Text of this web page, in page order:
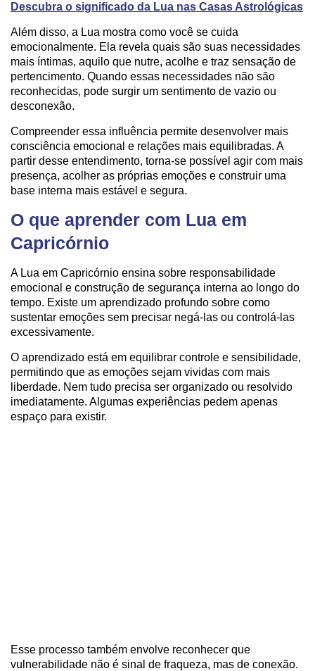
Descubra o significado da Lua nas Casas Astrológicas
Além disso, a Lua mostra como você se cuida
emocionalmente. Ela revela quais são suas necessidades
mais íntimas, aquilo que nutre, acolhe e traz sensação de
pertencimento. Quando essas necessidades não são
reconhecidas, pode surgir um sentimento de vazio ou
desconexão.
Compreender essa influência permite desenvolver mais
consciência emocional e relações mais equilibradas. A
partir desse entendimento, torna-se possível agir com mais
presença, acolher as próprias emoções e construir uma
base interna mais estável e segura.
O que aprender com Lua em
Capricórnio
A Lua em Capricórnio ensina sobre responsabilidade
emocional e construção de segurança interna ao longo do
tempo. Existe um aprendizado profundo sobre como
sustentar emoções sem precisar negá-las ou controlá-las
excessivamente.
O aprendizado está em equilibrar controle e sensibilidade,
permitindo que as emoções sejam vividas com mais
liberdade. Nem tudo precisa ser organizado ou resolvido
imediatamente. Algumas experiências pedem apenas
espaço para existir.
Esse processo também envolve reconhecer que
vulnerabilidade não é sinal de fraqueza, mas de conexão.